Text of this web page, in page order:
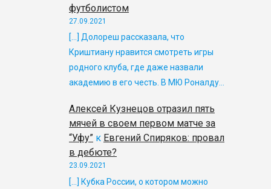
футболистом
27.09.2021
[…] Долореш рассказала, что
Криштиану нравится смотреть игры
родного клуба, где даже назвали
академию в его честь. В МЮ Роналду…
Алексей Кузнецов отразил пять
мячей в своем первом матче за
“Уфу” к Евгений Спиряков: провал
в дебюте?
23.09.2021
[…] Кубка России, о котором можно